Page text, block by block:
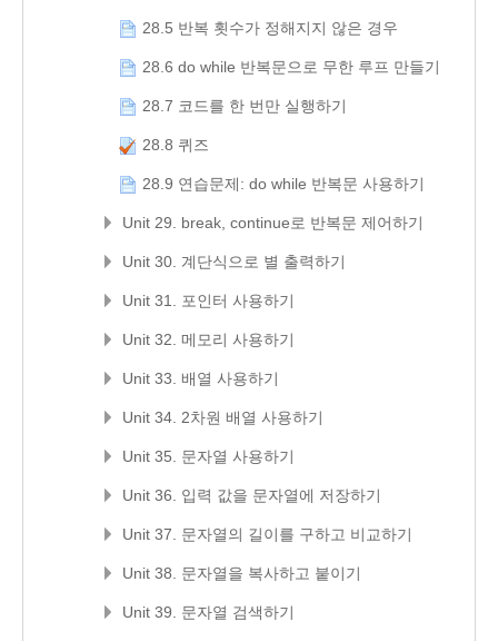
28.5 반복 횟수가 정해지지 않은 경우
28.6 do while 반복문으로 무한 루프 만들기
28.7 코드를 한 번만 실행하기
28.8 퀴즈
28.9 연습문제: do while 반복문 사용하기
Unit 29. break, continue로 반복문 제어하기
Unit 30. 계단식으로 별 출력하기
Unit 31. 포인터 사용하기
Unit 32. 메모리 사용하기
Unit 33. 배열 사용하기
Unit 34. 2차원 배열 사용하기
Unit 35. 문자열 사용하기
Unit 36. 입력 값을 문자열에 저장하기
Unit 37. 문자열의 길이를 구하고 비교하기
Unit 38. 문자열을 복사하고 붙이기
Unit 39. 문자열 검색하기